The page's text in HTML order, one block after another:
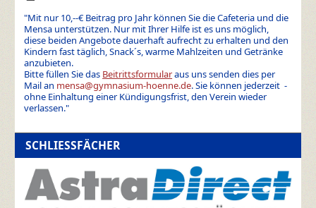
"Mit nur 10,--€ Beitrag pro Jahr können Sie die Cafeteria und die
Mensa unterstützen. Nur mit Ihrer Hilfe ist es uns möglich,
diese beiden Angebote dauerhaft aufrecht zu erhalten und den
Kindern fast täglich, Snack´s, warme Mahlzeiten und Getränke
anzubieten.
Bitte füllen Sie das Beitrittsformularaus uns senden dies per
Mail an mensa@gymnasium-hoenne.de. Sie können jederzeit -
ohne Einhaltung einer Kündigungsfrist, den Verein wieder
verlassen."
SCHLIESSFÄCHER